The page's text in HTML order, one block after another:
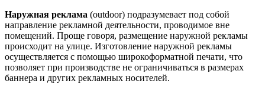
Наружная реклама (outdoor) подразумевает под собой
направление рекламной деятельности, проводимое вне
помещений. Проще говоря, размещение наружной рекламы
происходит на улице. Изготовление наружной рекламы
осуществляется с помощью широкоформатной печати, что
позволяет при производстве не ограничиваться в размерах
баннера и других рекламных носителей.